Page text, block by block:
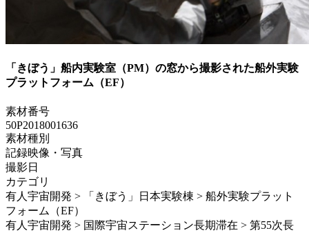
「きぼう」船内実験室（PM）の窓から撮影された船外実験
プラットフォーム（EF）
素材番号
50P2018001636
素材種別
記録映像・写真
撮影日
カテゴリ
有人宇宙開発 > 「きぼう」日本実験棟 > 船外実験プラット
フォーム（EF）
有人宇宙開発 > 国際宇宙ステーション長期滞在 > 第55次長